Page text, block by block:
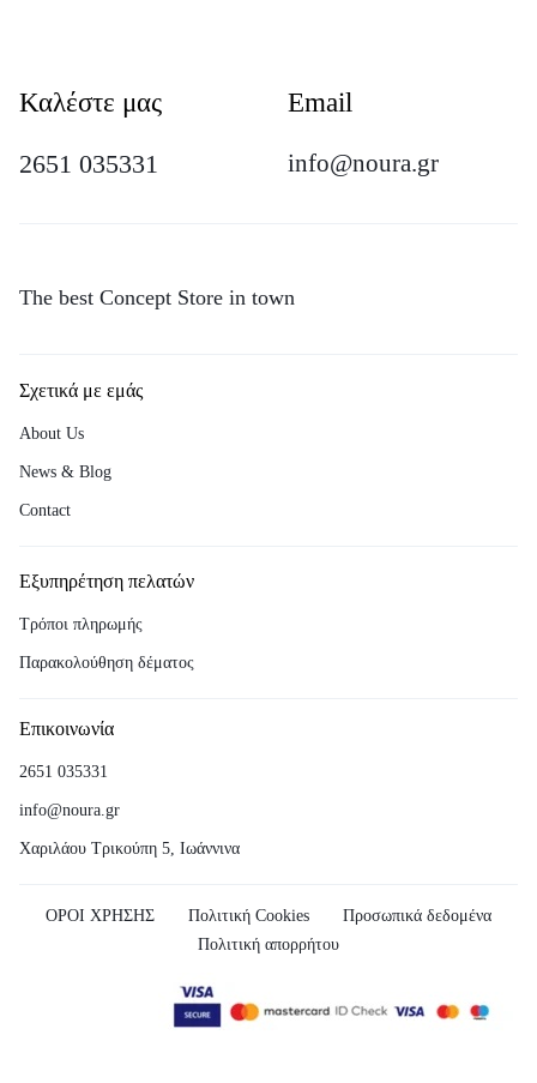
Καλέστε μας
2651 035331
Email
info@noura.gr
The best Concept Store in town
Σχετικά με εμάς
About Us
News & Blog
Contact
Εξυπηρέτηση πελατών
Τρόποι πληρωμής
Παρακολούθηση δέματος
Επικοινωνία
2651 035331
info@noura.gr
Χαριλάου Τρικούπη 5, Ιωάννινα
ΟΡΟΙ ΧΡΗΣΗΣ Πολιτική Cookies
Προσωπικά δεδομένα
Πολιτική απορρήτου